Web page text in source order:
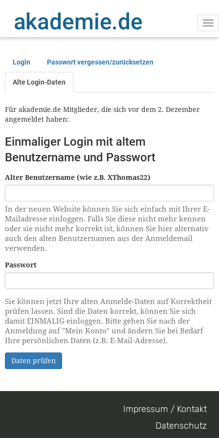
Inhalt
Primäre
Reiter
Login Passwort vergessen/zurücksetzen
Alte Login-Daten
Für akademie.de Mitglieder, die sich vor dem 2. Dezember
angemeldet haben:
Einmaliger Login mit altem
Benutzername und Passwort
Alter Benutzername (wie z.B. XThomas22)
In der neuen Website können Sie sich einfach mit Ihrer E-
Mailadresse einloggen. Falls Sie diese nicht mehr kennen
oder sie nicht mehr korrekt ist, können Sie hier alternativ
auch den alten Benutzernamen aus der Anmeldemail
verwenden.
Passwort
Sie können jetzt Ihre alten Anmelde-Daten auf Korrektheit
prüfen lassen. Sind die Daten korrekt, können Sie sich
damit EINMALIG einloggen. Bitte gehen Sie nach der
Anmeldung auf "Mein Konto" und ändern Sie bei Bedarf
Ihre persönlichen Daten (z.B. E-Mail-Adresse).
Daten prüfen
Impressum / Kontakt
Datenschutz